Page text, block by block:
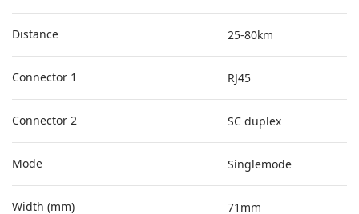
Distance 25-80km
Connector 1 RJ45
Connector 2 SC duplex
Mode Singlemode
Width (mm) 71mm